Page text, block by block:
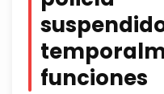
funciones